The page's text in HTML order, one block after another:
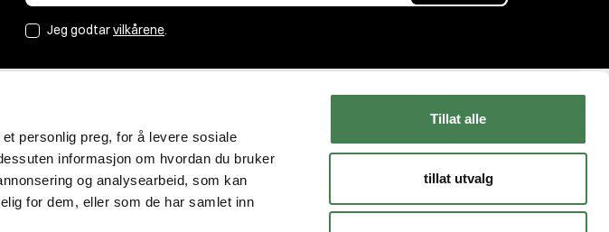
personlig preg, for å levere sosiale
informasjon om hvordan du bruker
og analysearbeid, som kan
for dem, eller som de har samlet inn
Tillat alle
tillat utvalg
Jeg godtarvilkårene.
Jakt&Friluft
Om oss
Bærekraft
Følg oss
Instagram
Kundeservice
Levering og retur